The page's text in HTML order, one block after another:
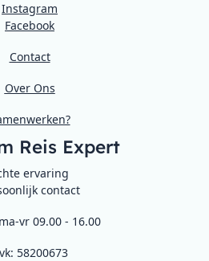
Instagram
Facebook
Contact
Over Ons
Reis Expert
ervaring
contact
vr 09.00 - 16.00
58200673